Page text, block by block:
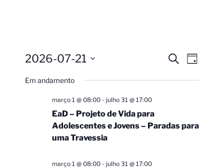
Pesquisa
de
Procurar
eventos
visual
Dia
2026-07-21
a
Em andamento
março 1 @ 08:00- julho 31 @ 17:00
EaD – Projeto de Vida para
Adolescentes e Jovens – Paradas para
uma Travessia
março 1 @ 08:00- julho 31 @ 17:00